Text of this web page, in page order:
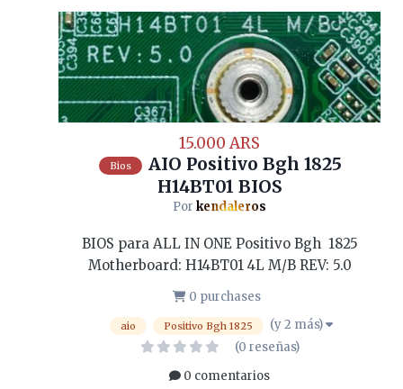
15.000 ARS
Bios
AIO Positivo Bgh 1825
H14BT01 BIOS
Por kendaleros
BIOS para ALL IN ONE Positivo Bgh 1825
Motherboard: H14BT01 4L M/B REV: 5.0
0 purchases
aio Positivo Bgh 1825
(y 2 más)
(0 reseñas)
0 comentarios